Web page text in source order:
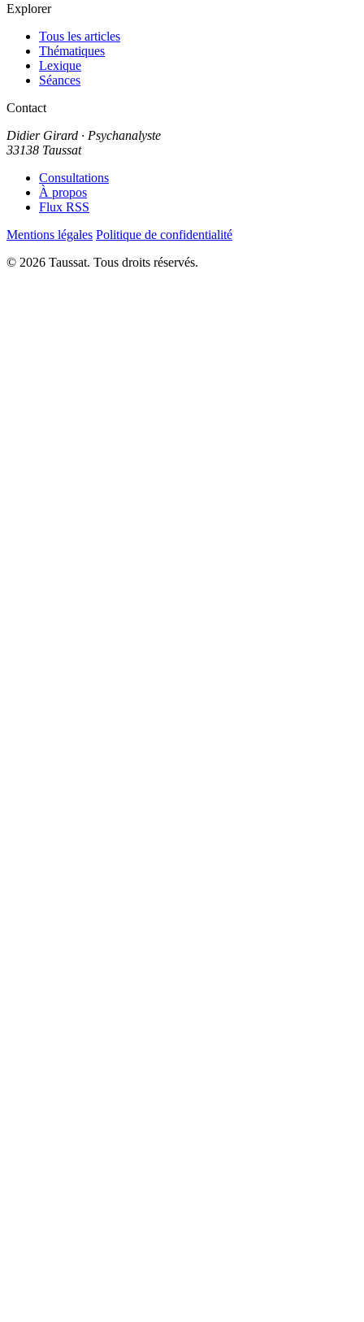
Explorer
Tous les articles
Thématiques
Lexique
Séances
Contact
Didier Girard · Psychanalyste
33138 Taussat
Consultations
À propos
Flux RSS
Mentions légales Politique de confidentialité
© 2026 Taussat. Tous droits réservés.